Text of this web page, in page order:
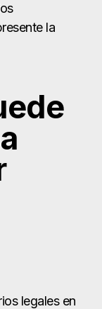
la
legales en